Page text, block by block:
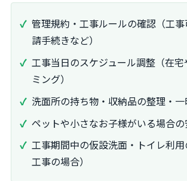
管理規約・工事ルールの確認（工
請手続きなど）
工事当日のスケジュール調整（在宅
ミング）
洗面所の持ち物・収納品の整理・
ペットや小さなお子様がいる場合
工事期間中の仮設洗面・トイレ利
工事の場合）